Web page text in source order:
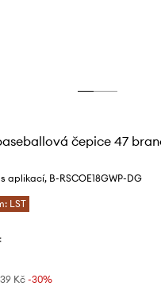
čepice 47
aplikací, B-RSCOE18GWP-DG
LST
Kč-30%